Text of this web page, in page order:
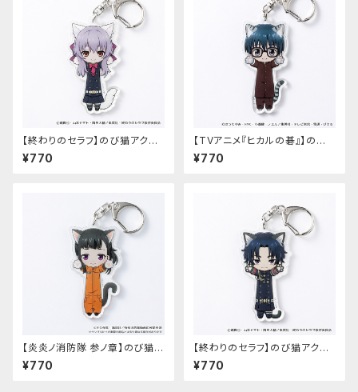
【終わりのセラフ】のび猫アクリ
ルキーホルダー（柊シノア）
¥770
【TVアニメ『ヒカルの碁』】のび
猫アクリルキーホルダー（筒井
公宏）
¥770
【炎炎ノ消防隊 参ノ章】のび猫ア
クリルキーホルダー（茉希 尾瀬）
¥770
【終わりのセラフ】のび猫アクリ
ルキーホルダー（一瀬グレン）
¥770